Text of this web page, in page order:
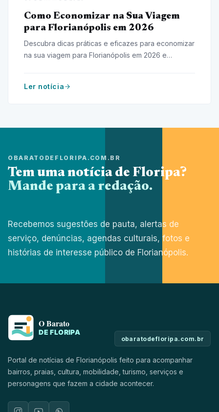
Como Economizar na Sua Viagem
para Florianópolis em 2026
Descubra dicas práticas e eficazes para economizar
na sua viagem para Florianópolis em 2026 e
Ler notícia
OBARATODEFLORIPA.COM.BR
Tem uma notícia de Floripa?
Mande para a redação.
Recebemos sugestões de pauta, alertas de
serviço, denúncias, agendas culturais, fotos e
histórias de interesse público de Florianópolis.
obaratodefloripa.com.br
Portal de notícias de Florianópolis feito para acompanhar
bairros, praias, cultura, mobilidade, turismo, serviços e
personagens que fazem a cidade acontecer.